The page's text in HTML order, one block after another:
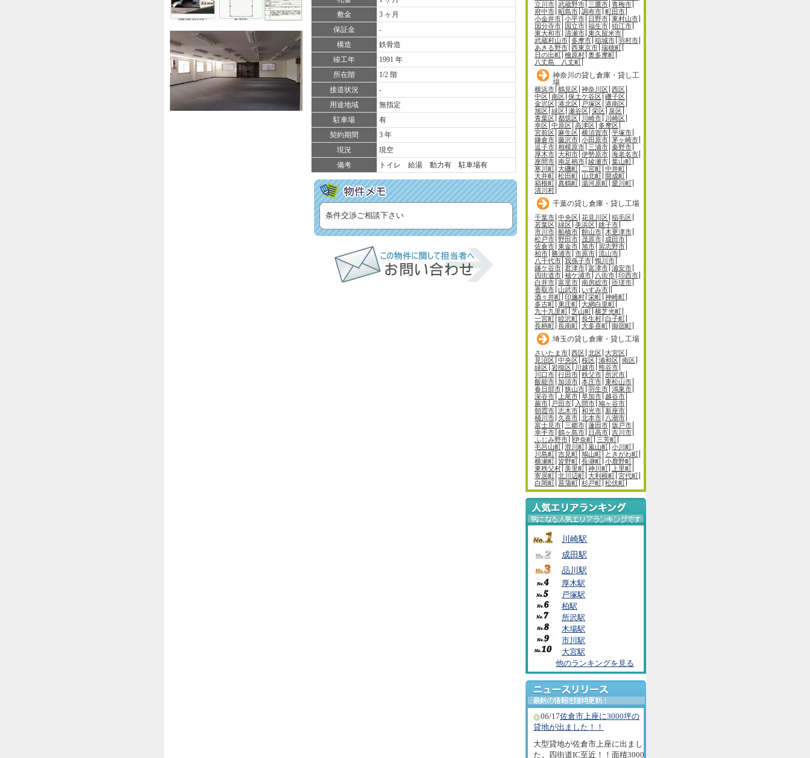
敷金
3 ヶ月
保証金
-
構造
鉄骨造
竣工年
1991 年
所在階
1/2 階
接道状況
-
用途地域
無指定
駐車場
有
契約期間
3 年
現況
現空
備考
トイレ 給湯 動力有 駐車場有
条件交渉ご相談下さい
立川市 武蔵野市 三鷹市 青梅市
府中市 昭島市 調布市 町田市
小金井市 小平市 日野市 東村山市
国分寺市
国立市 福生市 狛江市
東大和市 清瀬市 東久留米市
武蔵村山市 多摩市 稲城市 羽村市
あきる野市 西東京市 瑞穂町
日の出町 檜原村 奥多摩町
八丈島 八丈町
神奈川の貸し倉庫・貸し工
場
横浜市 鶴見区 神奈川区 西区
中区 南区 保土ケ谷区 磯子区
金沢区 港北区 戸塚区 港南区
旭区 緑区 瀬谷区 栄区 泉区
青葉区 都筑区 川崎市
川崎区
幸区 中原区 高津区 多摩区
宮前区 麻生区 横須賀市 平塚市
鎌倉市 藤沢市 小田原市 茅ヶ崎市
逗子市 相模原市 三浦市 秦野市
厚木市 大和市 伊勢原市 海老名市
座間市 南足柄市 綾瀬市 葉山町
寒川町 大磯町 二宮町 中井町
大井町 松田町 山北町 開成町
箱根町 真鶴町 湯河原町 愛川町
清川村
千葉の貸し倉庫・貸し工場
千葉市 中央区 花見川区 稲毛区
若葉区 緑区 美浜区 銚子市
市川市 船橋市 館山市 木更津市
松戸市 野田市 茂原市 成田市
佐倉市 東金市 旭市 習志野市
柏市 勝浦市 市原市 流山市
八千代市 我孫子市 鴨川市
鎌ケ谷市 君津市 富津市 浦安市
四街道市 袖ケ浦市 八街市 印西市
白井市 富里市 南房総市 匝瑳市
香取市 山武市 いすみ市
酒々井町 印旛村 栄町 神崎町
多古町 東庄町 大網白里町
九十九里町 芝山町 横芝光町
一宮町 睦沢町 長生村 白子町
長柄町 長南町 大多喜町 御宿町
埼玉の貸し倉庫・貸し工場
さいたま市 西区 北区 大宮区
見沼区 中央区 桜区 浦和区 南区
緑区 岩槻区 川越市 熊谷市
川口市 行田市 秩父市 所沢市
飯能市 加須市 本庄市 東松山市
春日部市 狭山市 羽生市 鴻巣市
深谷市
上尾市 草加市 越谷市
蕨市
戸田市 入間市 鳩ヶ谷市
朝霞市 志木市 和光市 新座市
桶川市 久喜市 北本市
八潮市
富士見市 三郷市 蓮田市 坂戸市
幸手市 鶴ヶ島市 日高市 吉川市
ふじみ野市
伊奈町 三芳町
毛呂山町 滑川町 嵐山町 小川町
川島町 吉見町 鳩山町
ときがわ町
横瀬町 皆野町 長瀞町 小鹿野町
東秩父村 美里町 神川町
上里町
寄居町 北川辺町 大利根町 宮代町
白岡町 菖蒲町 杉戸町 松伏町
川崎駅
成田駅
品川駅
厚木駅
戸塚駅
柏駅
所沢駅
木場駅
市川駅
大宮駅
他のランキングを見る
06/17佐倉市上座に3000坪の
貸地が出ました！！
大型貸地が佐倉市上座に出まし
た。四街道IC至近！！面積3000